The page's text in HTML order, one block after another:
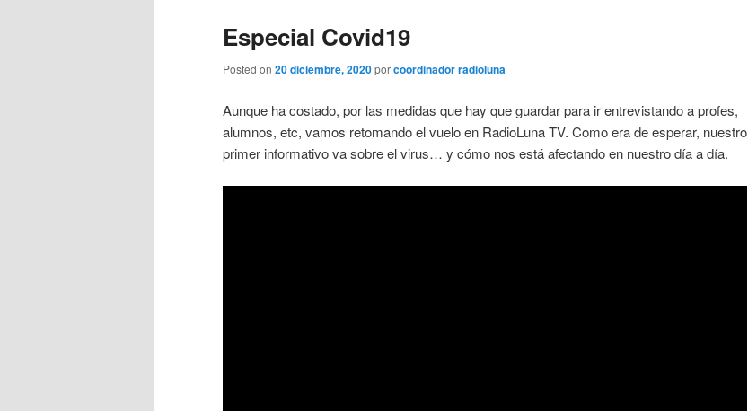
Especial Covid19
Posted on 20 diciembre, 2020porcoordinador radioluna
Aunque ha costado, por las medidas que hay que guardar para ir entrevistando a profes,
alumnos, etc, vamos retomando el vuelo en RadioLuna TV. Como era de esperar, nuestro
primer informativo va sobre el virus… y cómo nos está afectando en nuestro día a día.